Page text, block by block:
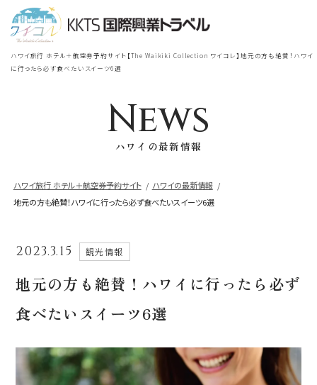
ハワイ旅行 ホテル＋航空券予約サイト【The Waikiki Collection ワイコレ】地元の方も絶賛！ハワイ
に行ったら必ず食べたいスイーツ6選
News
ハワイの最新情報
ハワイ旅行 ホテル＋航空券予約サイト
ハワイの最新情報
地元の方も絶賛！ハワイに行ったら必ず食べたいスイーツ6選
2023.3.15 観光情報
地元の方も絶賛！ハワイに行ったら必ず
食べたいスイーツ6選
TOP
ロイヤルハワイアンラグジュアリー
モアナサーフライダー
シェラトン・プリンセスカイウラニ・ワイ
キキ・ビーチ
シェラトン・マウイ・リゾート＆スパ
宿泊 ＋ 航空券
シェラトン・ワイキキ・ビーチリ
到着地
座席クラス
出発日
2026年8月30日(日)